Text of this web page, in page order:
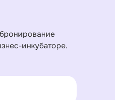
инкубаторе.